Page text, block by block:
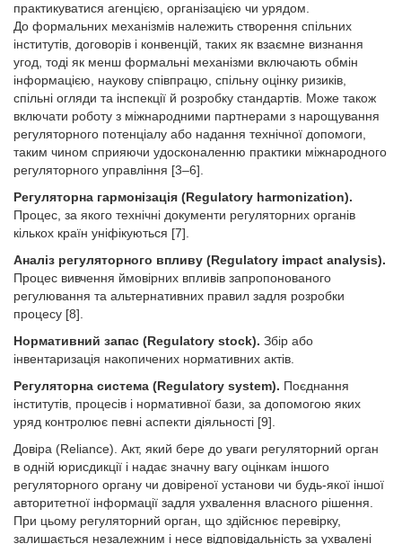
практикуватися агенцією, організацією чи урядом.
До формальних механізмів належить створення спільних
інститутів, договорів і конвенцій, таких як взаємне визнання
угод, тоді як менш формальні механізми включають обмін
інформацією, наукову співпрацю, спільну оцінку ризиків,
спільні огляди та інспекції й розробку стандартів. Може також
включати роботу з міжнародними партнерами з нарощування
регуляторного потенціалу або надання технічної допомоги,
таким чином сприяючи удосконаленню практики міжнародного
регуляторного управління [3–6].
Регуляторна гармонізація (Regulatory harmonization).
Процес, за якого технічні документи регуляторних органів
кількох країн уніфікуються [7].
Аналіз регуляторного впливу (Regulatory impact analysis).
Процес вивчення ймовірних впливів запропонованого
регулювання та альтернативних правил задля розробки
процесу [8].
Нормативний запас (Regulatory stock). Збір або
інвентаризація накопичених нормативних актів.
Регуляторна система (Regulatory system). Поєднання
інститутів, процесів і нормативної бази, за допомогою яких
уряд контролює певні аспекти діяльності [9].
Довіра (Reliance). Акт, який бере до уваги регуляторний орган
в одній юрисдикції і надає значну вагу оцінкам іншого
регуляторного органу чи довіреної установи чи будь-якої іншої
авторитетної інформації задля ухвалення власного рішення.
При цьому регуляторний орган, що здійснює перевірку,
залишається незалежним і несе відповідальність за ухвалені